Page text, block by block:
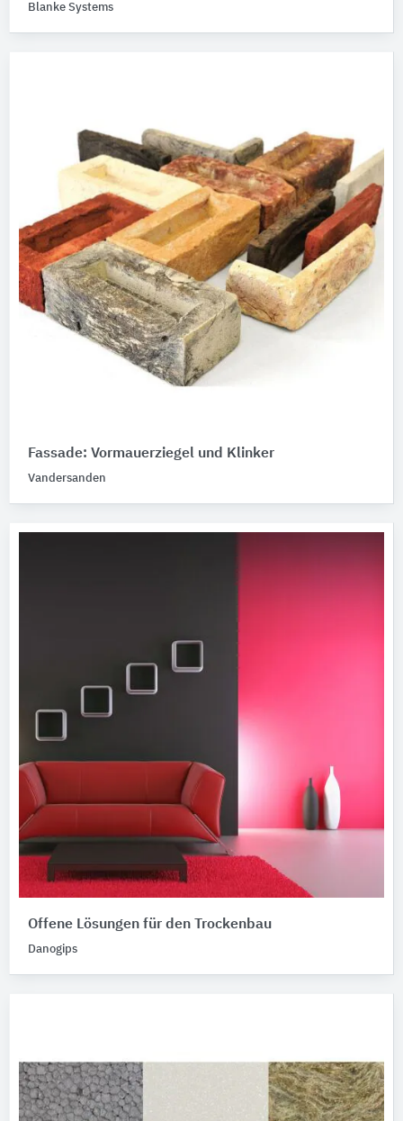
Blanke Systems
Fassade: Vormauerziegel und Klinker
Vandersanden
Offene Lösungen für den Trockenbau
Danogips